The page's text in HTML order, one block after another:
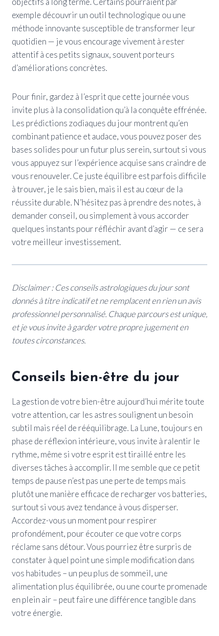
exemple découvrir un outil technologique ou une
méthode innovante susceptible de transformer leur
quotidien — je vous encourage vivement à rester
attentif à ces petits signaux, souvent porteurs
d’améliorations concrètes.
Pour finir, gardez à l’esprit que cette journée vous
invite plus à la consolidation qu’à la conquête effrénée.
Les prédictions zodiaques du jour montrent qu’en
combinant patience et audace, vous pouvez poser des
bases solides pour un futur plus serein, surtout si vous
vous appuyez sur l’expérience acquise sans craindre de
vous renouveler. Ce juste équilibre est parfois difficile
à trouver, je le sais bien, mais il est au cœur de la
réussite durable. N’hésitez pas à prendre des notes, à
demander conseil, ou simplement à vous accorder
quelques instants pour réfléchir avant d’agir — ce sera
votre meilleur investissement.
Disclaimer : Ces conseils astrologiques du jour sont
donnés à titre indicatif et ne remplacent en rien un avis
professionnel personnalisé. Chaque parcours est unique,
et je vous invite à garder votre propre jugement en
toutes circonstances.
Conseils bien-être du jour
La gestion de votre bien-être aujourd’hui mérite toute
votre attention, car les astres soulignent un besoin
subtil mais réel de rééquilibrage. La Lune, toujours en
phase de réflexion intérieure, vous invite à ralentir le
rythme, même si votre esprit est tiraillé entre les
diverses tâches à accomplir. Il me semble que ce petit
temps de pause n’est pas une perte de temps mais
plutôt une manière efficace de recharger vos batteries,
surtout si vous avez tendance à vous disperser.
Accordez-vous un moment pour respirer
profondément, pour écouter ce que votre corps
réclame sans détour. Vous pourriez être surpris de
constater à quel point une simple modification dans
vos habitudes – un peu plus de sommeil, une
alimentation plus équilibrée, ou une courte promenade
en plein air – peut faire une différence tangible dans
votre énergie.